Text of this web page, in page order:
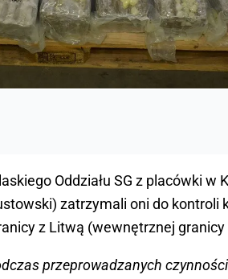
Oddziału SG z placówki w
zatrzymali oni do kontroli
z Litwą (wewnętrznej granicy
przeprowadzanych